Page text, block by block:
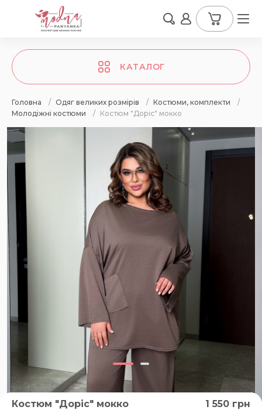
КАТАЛОГ
Головна / Одяг великих розмірів / Костюми, комплекти
/
Молодіжні костюми
/ Костюм "Доріс" мокко
Костюм "Доріс" мокко 1 550 грн